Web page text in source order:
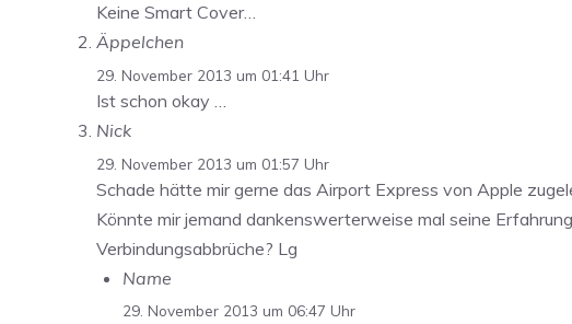
Keine Smart Cover…
Äppelchen
29. November 2013 um 01:41 Uhr
Ist schon okay …
Nick
29. November 2013 um 01:57 Uhr
Schade hätte mir gerne das Airport Express von Apple
Könnte mir jemand dankenswerterweise mal seine
Verbindungsabbrüche? Lg
Name
29. November 2013 um 06:47 Uhr